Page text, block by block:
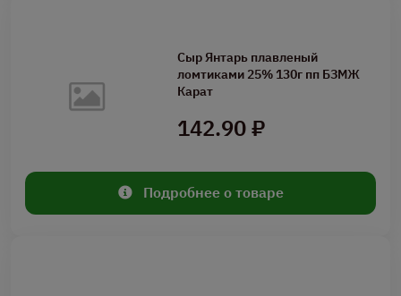
Сыр Янтарь плавленый
ломтиками 25% 130г пп БЗМЖ
Карат
142.90 ₽
Подробнее о товаре